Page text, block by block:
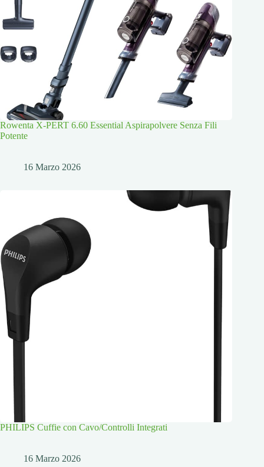
Rowenta X-PERT 6.60 Essential Aspirapolvere Senza Fili
Potente
16 Marzo 2026
PHILIPS Cuffie con Cavo/Controlli Integrati
16 Marzo 2026